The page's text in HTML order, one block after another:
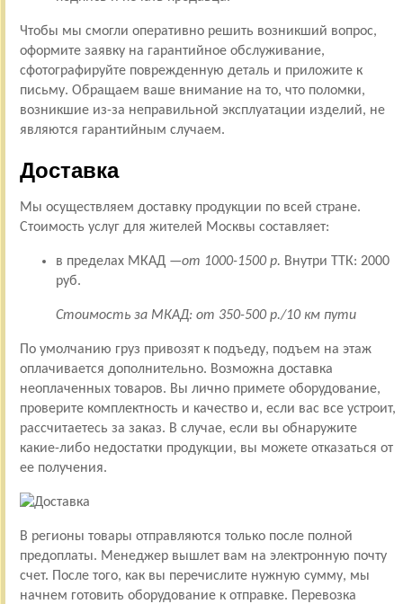
Чтобы мы смогли оперативно решить возникший вопрос,
оформите заявку на гарантийное обслуживание,
сфотографируйте поврежденную деталь и приложите к
письму. Обращаем ваше внимание на то, что поломки,
возникшие из-за неправильной эксплуатации изделий, не
являются гарантийным случаем.
Доставка
Мы осуществляем доставку продукции по всей стране.
Стоимость услуг для жителей Москвы составляет:
в пределах МКАД —от 1000-1500 р. Внутри ТТК: 2000
руб.
Стоимость за МКАД: от 350-500 р./10 км пути
По умолчанию груз привозят к подъеду, подъем на этаж
оплачивается дополнительно. Возможна доставка
неоплаченных товаров. Вы лично примете оборудование,
проверите комплектность и качество и, если вас все устроит,
рассчитаетесь за заказ. В случае, если вы обнаружите
какие-либо недостатки продукции, вы можете отказаться от
ее получения.
В регионы товары отправляются только после полной
предоплаты. Менеджер вышлет вам на электронную почту
счет. После того, как вы перечислите нужную сумму, мы
начнем готовить оборудование к отправке. Перевозка